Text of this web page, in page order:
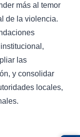
más al temor
de la violencia.
las
y consolidar
locales,